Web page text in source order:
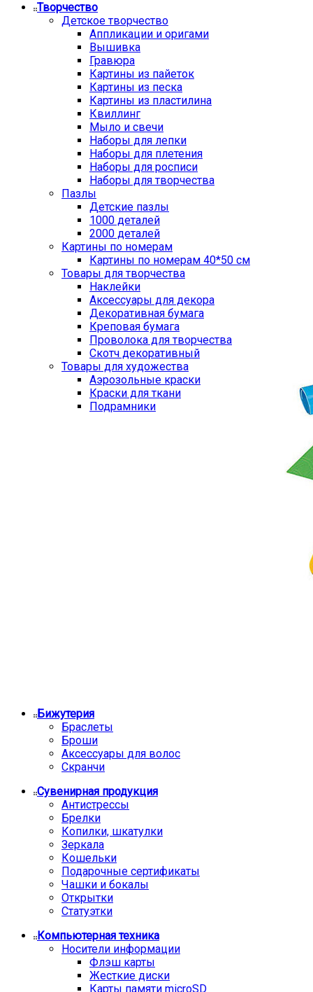
Творчество
Детское творчество
Аппликации и оригами
Вышивка
Гравюра
Картины из пайеток
Картины из песка
Картины из пластилина
Квиллинг
Мыло и свечи
Наборы для лепки
Наборы для плетения
Наборы для росписи
Наборы для творчества
Пазлы
Детские пазлы
1000 деталей
2000 деталей
Картины по номерам
Картины по номерам 40*50 см
Товары для творчества
Наклейки
Аксессуары для декора
Декоративная бумага
Креповая бумага
Проволока для творчества
Скотч декоративный
Товары для художества
Аэрозольные краски
Краски для ткани
Подрамники
Бижутерия
Браслеты
Броши
Аксессуары для волос
Скранчи
Сувенирная продукция
Антистрессы
Брелки
Копилки, шкатулки
Зеркала
Кошельки
Подарочные сертификаты
Чашки и бокалы
Открытки
Статуэтки
Компьютерная техника
Носители информации
Флэш карты
Жесткие диски
Карты памяти microSD